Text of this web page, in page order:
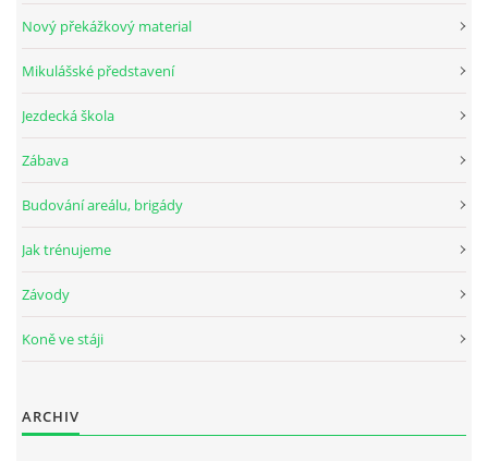
Nový překážkový material
Mikulášské představení
Jezdecká škola
Zábava
Budování areálu, brigády
Jak trénujeme
Závody
Koně ve stáji
ARCHIV